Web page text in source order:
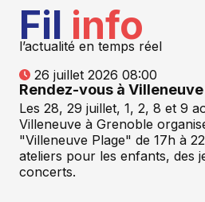
Fil info
l’actualité en temps réel
26 juillet 2026 08:00
Rendez-vous à Villeneuve
Les 28, 29 juillet, 1, 2, 8 et 9
Villeneuve à Grenoble
"Villeneuve Plage" de 17h à
ateliers pour les enfants, des
concerts.